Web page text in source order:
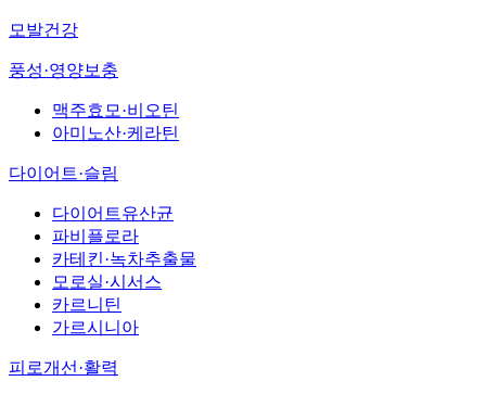
모발건강
풍성·영양보충
맥주효모·비오틴
아미노산·케라틴
다이어트·슬림
다이어트유산균
파비플로라
카테킨·녹차추출물
모로실·시서스
카르니틴
가르시니아
피로개선·활력